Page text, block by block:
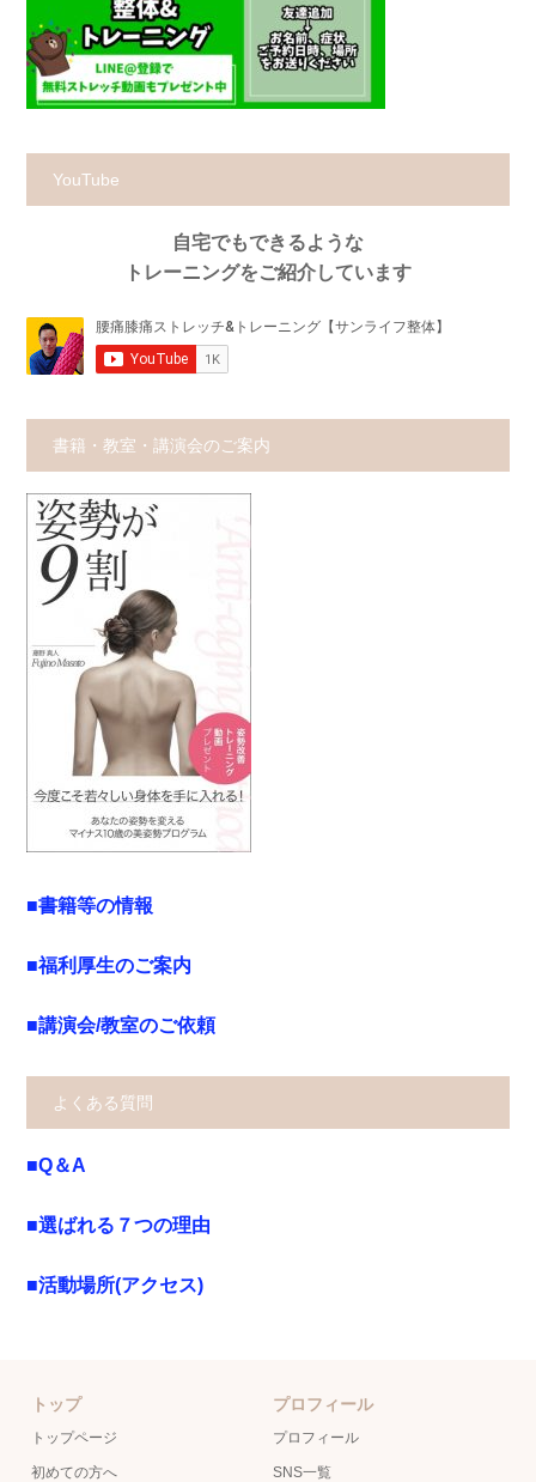
YouTube
自宅でもできるような
トレーニングをご紹介しています
書籍・教室・講演会のご案内
■書籍等の情報
■福利厚生のご案内
■講演会/教室のご依頼
よくある質問
■Q＆A
■選ばれる７つの理由
■活動場所(アクセス)
トップ
トップページ
初めての方へ
プロフィール
プロフィール
SNS一覧